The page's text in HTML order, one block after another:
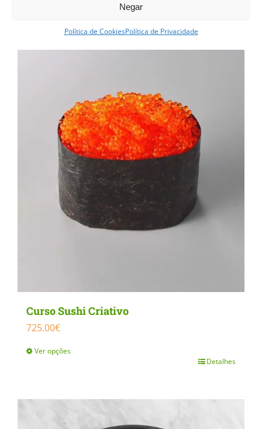
Negar
Política de CookiesPolítica de Privacidade
variants.
chosen
product
Curso Sushi Criativo
725.00€
Ver opções
has
Detalhes